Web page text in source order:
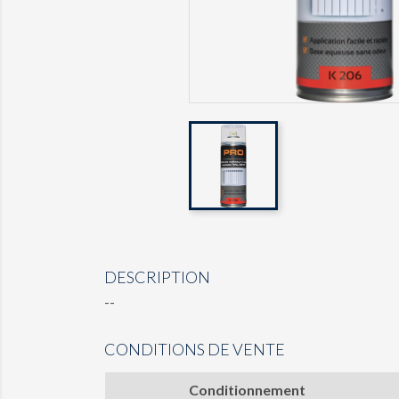
DESCRIPTION
--
CONDITIONS DE VENTE
Conditionnement